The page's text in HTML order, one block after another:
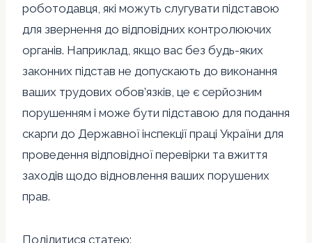
роботодавця, які можуть слугувати підставою
для звернення до відповідних контролюючих
органів. Наприклад, якщо вас без будь-яких
законних підстав не допускають до виконання
ваших трудових обов’язків, це є серйозним
порушенням і може бути підставою для подання
скарги до Державної інспекції праці України для
проведення відповідної перевірки та вжиття
заходів щодо відновлення ваших порушених
прав.
Поділитися статею: